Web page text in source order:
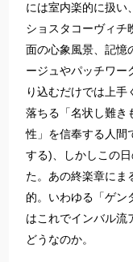
には室内楽的に扱い
ショスタコーヴィチ
面の心象風景、記憶
ージュやパッチワー
り込むだけでは上
落ちる「名状し難き
性」を信奉する人間
する)、しかしこの
た。あの終楽章にま
的。いわゆる「ゲン
はこれでインバル流
どうなのか。